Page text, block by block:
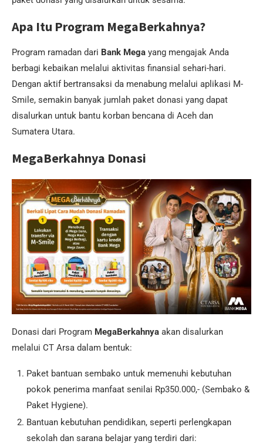
Apa Itu Program MegaBerkahnya?
Program ramadan dari Bank Mega yang mengajak Anda
berbagi kebaikan melalui aktivitas finansial sehari-hari.
Dengan aktif bertransaksi da menabung melalui aplikasi M-
Smile, semakin banyak jumlah paket donasi yang dapat
disalurkan untuk bantu korban bencana di Aceh dan
Sumatera Utara.
MegaBerkahnya Donasi
Donasi dari Program MegaBerkahnya akan disalurkan
melalui CT Arsa dalam bentuk:
Paket bantuan sembako untuk memenuhi kebutuhan
pokok penerima manfaat senilai Rp350.000,- (Sembako &
Paket Hygiene).
Bantuan kebutuhan pendidikan, seperti perlengkapan
sekolah dan sarana belajar yang terdiri dari: